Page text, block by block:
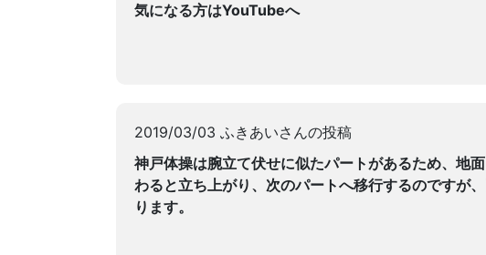
気になる方はYouTubeへ
2019/03/03 ふきあいさんの投稿
神戸体操は腕立て伏せに似たパートがあるため、地
わると立ち上がり、次のパートへ移行するのですが
ります。